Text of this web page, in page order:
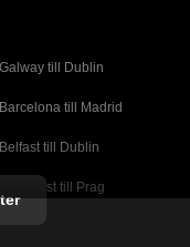
till Dublin
till Madrid
till Dublin
Budapest till Prag